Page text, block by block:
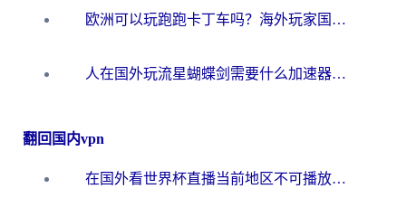
欧洲可以玩跑跑卡丁车吗？海外玩家国服游戏畅玩终极指南（附QQ炫舞剑网3解决方案）
人在国外玩流星蝴蝶剑需要什么加速器？老玩家亲测的终极解决方案
翻回国内vpn
在国外看世界杯直播当前地区不可播放？海外党必看的回国加速全攻略